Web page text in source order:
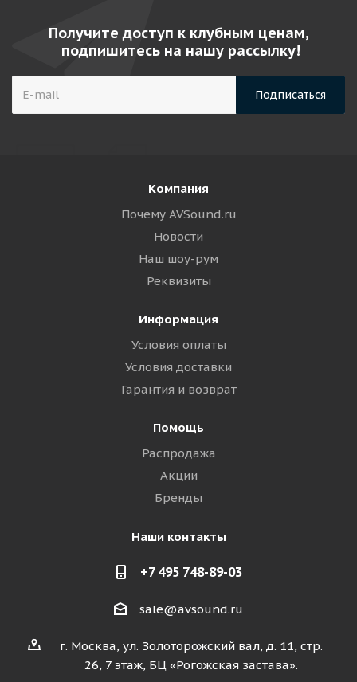
Получите доступ к клубным ценам,
подпишитесь на нашу рассылку!
Компания
Почему AVSound.ru
Новости
Наш шоу-рум
Реквизиты
Информация
Условия оплаты
Условия доставки
Гарантия и возврат
Помощь
Распродажа
Акции
Бренды
Наши контакты
+7 495 748-89-03
sale@avsound.ru
г. Москва, ул. Золоторожский вал, д. 11, стр.
26, 7 этаж, БЦ «Рогожская застава».